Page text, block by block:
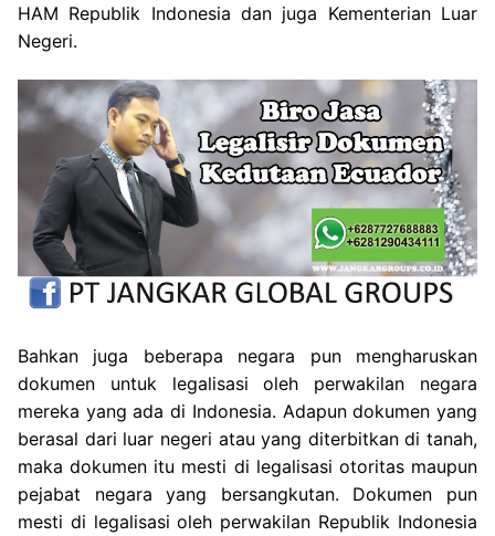
HAM Republik Indonesia dan juga Kementerian Luar
Negeri.
Bahkan juga beberapa negara pun mengharuskan
dokumen untuk legalisasi oleh perwakilan negara
mereka yang ada di Indonesia. Adapun dokumen yang
berasal dari luar negeri atau yang diterbitkan di tanah,
maka dokumen itu mesti di legalisasi otoritas maupun
pejabat negara yang bersangkutan. Dokumen pun
mesti di legalisasi oleh perwakilan Republik Indonesia